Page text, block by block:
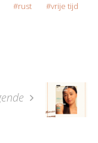
rust vrije tijd